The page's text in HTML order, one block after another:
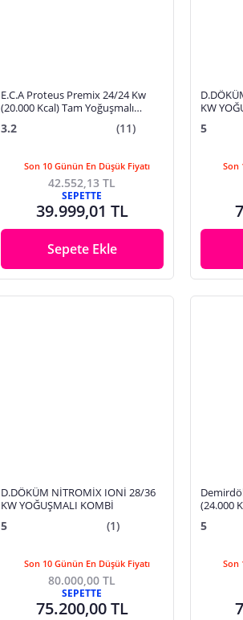
E.C.A Proteus Premix 24/24 Kw
(20.000 Kcal) Tam Yoğuşmalı
3.2 (11)
Son 10 Günün En Düşük Fiyatı
42.552,13 TL
SEPETTE
39.999,01 TL
Sepete Ekle
KW
5
Son
D.DÖKÜM NİTROMİX IONİ 28/36
KW YOĞUŞMALI KOMBİ
5 (1)
Son 10 Günün En Düşük Fiyatı
80.000,00 TL
SEPETTE
75.200,00 TL
(24.000
5
Son